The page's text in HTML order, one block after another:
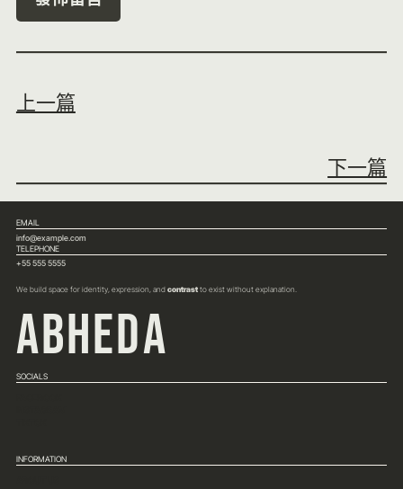
上一篇
下一篇
EMAIL
info@example.com
TELEPHONE
+55 555 5555
We build space for identity, expression, and contrastto exist without explanation.
ABHEDA
SOCIALS
INFORMATION